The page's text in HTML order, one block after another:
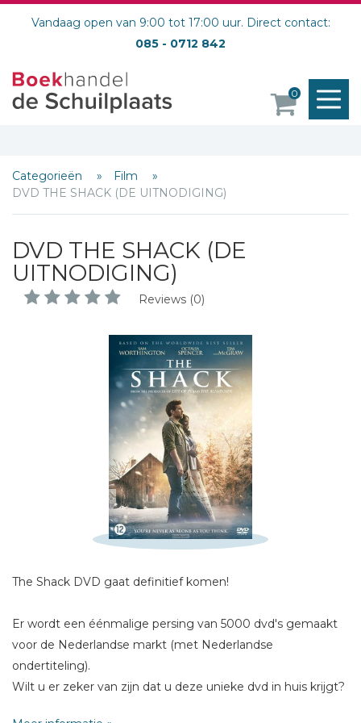
Vandaag open van 9:00 tot 17:00 uur. Direct contact:
085 - 0712 842
0
Categorieën
Film
DVD THE SHACK (DE UITNODIGING)
DVD THE SHACK (DE
UITNODIGING)
Reviews (0)
The Shack DVD gaat definitief komen!
Er wordt een éénmalige persing van 5000 dvd's gemaakt
voor de Nederlandse markt (met Nederlandse
ondertiteling).
Wilt u er zeker van zijn dat u deze unieke dvd in huis krijgt?
Schrijf hieronder je review!